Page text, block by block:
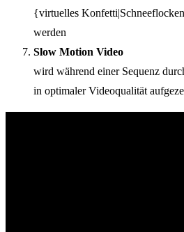
{virtuelles
werden
Slow Motion Video
wird während einer Sequenz
in optimaler Videoqualität